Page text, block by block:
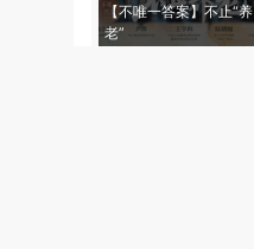
【不唯一答案】不止“养
老”